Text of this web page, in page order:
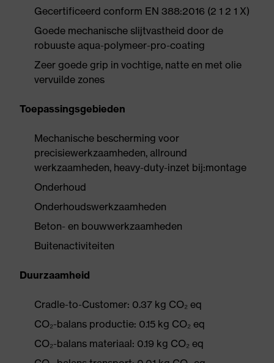
Gecertificeerd conform EN 388:2016 (2 1 2 1 X)
Goede mechanische slijtvastheid door de
robuuste aqua-polymeer-pro-coating
Zeer goede grip in vochtige, natte en met olie
vervuilde zones
Toepassingsgebieden
Mechanische bescherming voor
precisiewerkzaamheden, allround
werkzaamheden, heavy-duty-inzet bij:montage
Onderhoud
Onderhoudswerkzaamheden
Beton- en bouwwerkzaamheden
Buitenactiviteiten
Duurzaamheid
Cradle-to-Customer: 0.37 kg CO₂ eq
CO₂-balans productie: 0.15 kg CO₂ eq
CO₂-balans materiaal: 0.19 kg CO₂ eq